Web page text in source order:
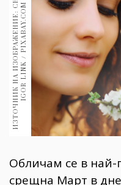
30+ 1970
Гурме 1710
Пътувай
237
Здраве 389
Gentlemen
382
И
З
Т
О
Ч
Н
И
К
Н
А
И
З
О
Б
Р
А
Ж
Е
Н
И
Е
:
С
Н
И
М
К
А
:
I
G
O
R
L
I
N
K
/
P
I
X
A
B
A
Y
.
C
OM
Обличам се в най-
срещна Март в